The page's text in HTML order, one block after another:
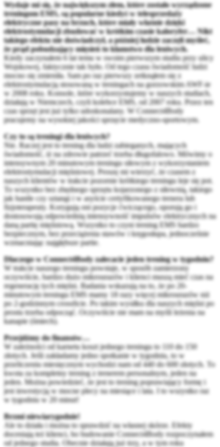
Wydaje mi się, że największym złem, które zostało wyrządzone
treningom EMS, są popularne kiedyś w telesprzedaży
elektryczne pasy na brzuch, które miały właśnie dzięki
elektrostymulacji zbudować w krótkim czasie kaloryfer… Nikt
takiego efektu nie doświadczył, a później ludzie zaczęli myśleć,
że prąd pobudzający mięsień to kłamstwo dla leniwych.
Kiedy zaczynałem 6 lat temu w swoim pierwszym studiu przy ulicy
Wojskowej, faktycznie tak było. Od tego czasu świadomość ludzi
mocno się zmieniła. Sam po raz pierwszy zetknąłem się z
elektrostymulacją stosowaną w treningach na gorzowskim AWF-ie
w 2008 roku. Konsole, które wykorzystujemy w naszych studiach,
działają w Niemczech, czyli kolebce EMS, od 2007 roku. Przez ten
czas sprzęt jest już tylko udoskonalany. W Connect4Body
pracujemy na wysokiej jakości sprzęcie medyczno-sportowym.
Czy to są treningi dla leniwych?
Nie. Raczej jest to trening dla ludzi zabieganych, mających
świadomość, iż na zdrowie patrzeć trzeba długofalowo. Mówimy o
intensywnym 20 minutowym treningu siłowym z wykorzystaniem
elektrostymulacji mięśniowej. Proszę mi wierzyć, że czasem z
naszych klientów w trakcie pozornie krótkiego treningu leje się pot.
To wszystko bez zbędnego sprzętu kojarzonego z siłownią, takiego
jak hantle czy sztangi i w asyście certyfikowanego trenera lub
fizjoterapeuty. Korygują oni pozycje ćwiczącego, oporują go i
dostosowują odpowiednią intensywność impulsów elektrycznych na
daną partię mięśniową. Wszystko to czyni trening EMS bardzo
bezpiecznym, bez przeciążenia stawów i kręgosłupa, jednocześnie
wzmacniając najgłębsze partie.
Dlaczego w Connect4Body zalecacie jeden trening w tygodniu?
W trakcie naszego treningu powstaje, w sposób zamierzony
oczywiście, bardzo dużo mikrourazów i klienci muszą mieć czas na
regenerację tych mięśni. Badania wskazują na to, że po 20-
minutowym treningu EMS mamy 18 razy więcej mikrourazów niż
po 2-godzinnym crossficie. Po takim wysiłku dla naszych mięśni po
prostu trzeba odpocząć. Oczywiście nie mam na myśli leżenia na
kanapie (śmiech).
Przejdźmy do finansów…
W zależności od karnetu koszt jednego treningu to 110 do 150
złotych. Jeśli zakładamy jedno spotkanie w tygodniu, to w
przeliczeniu miesięcznym wychodzi nam od 440 do 600 złotych. To
kwota za kompletny trening z trenerem personalnym, jeden na
jeden. Można powiedzieć, że jest to trening poprawiający formę i
jest inwestycją w mocne plecy na miesiące i lata. I to wszystko raz
w tygodniu w 20 minut!
Brzmi niewiarygodnie!
Ale to działa i można to sprawdzić na własnej skórze. Efekty
doceniają też klienci, bo budowanie Connect4Body rozpoczynałem
od jednego studia. Obecnie działają już trzy, a w tym roku